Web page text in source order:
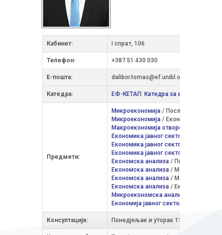
Кабинет: I спрат, 106
Телефон: +387 51 430 030
Е-пошта: dalibor.tomas@ef.unibl.org
Катедра: ЕФ-КЕТАП: Катедра за економску
Предмети:
Микроекономија / Пословна
Микроекономија / Економија и
Макроекономија отворене привреде
Економика јавног сектора
Економика јавног сектора
Економика јавног сектора
Економска анализа / Пословне
Економска анализа / Менаџмент и
Економска анализа / Међународна
Економска анализа / Економска
Микроекономска анализа
Економија јавног сектора
Консултације: Понедјељак и уторак 11.00-13.00